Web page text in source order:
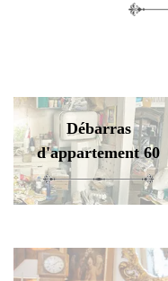
Débarras
d'appartement 60